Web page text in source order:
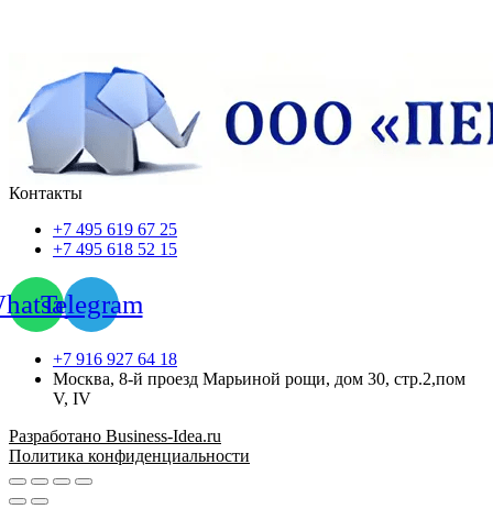
Контакты
+7 495 619 67 25
+7 495 618 52 15
Telegram
+7 916 927 64 18
Москва, 8-й проезд Марьиной рощи, дом 30, стр.2,пом
V, IV
Разработано Business-Idea.ru
Политика конфиденциальности